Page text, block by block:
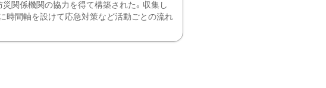
関係機関の協力を得て構築された。収集し
時間軸を設けて応急対策など活動ごとの流れ